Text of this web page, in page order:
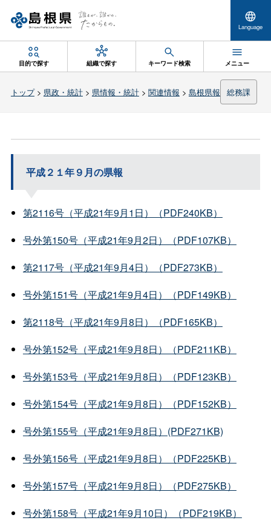
Language
目的で探す 組織で探す キーワード検索 メニュー
トップ> 県政・統計> 県情報・統計> 関連情報 > 島根県報 総務課
平成２１年９月の県報
第2116号（平成21年9月1日）（PDF240KB）
号外第150号（平成21年9月2日）（PDF107KB）
第2117号（平成21年9月4日）（PDF273KB）
号外第151号（平成21年9月4日）（PDF149KB）
第2118号（平成21年9月8日）（PDF165KB）
号外第152号（平成21年9月8日）（PDF211KB）
号外第153号（平成21年9月8日）（PDF123KB）
号外第154号（平成21年9月8日）（PDF152KB）
号外第155号（平成21年9月8日）(PDF271KB)
号外第156号（平成21年9月8日）（PDF225KB）
号外第157号（平成21年9月8日）（PDF275KB）
号外第158号（平成21年9月10日）（PDF219KB）